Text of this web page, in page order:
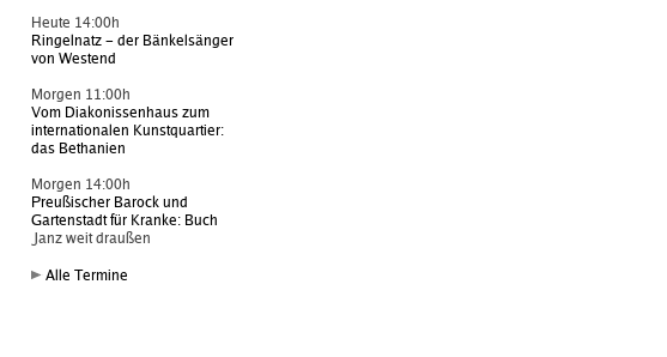
Heute 14:00h
Ringelnatz – der Bänkelsänger
von Westend
Morgen 11:00h
Vom Diakonissenhaus zum
internationalen Kunstquartier:
das Bethanien
Morgen 14:00h
Preußischer Barock und
Gartenstadt für Kranke: Buch
Janz weit draußen
Alle Termine